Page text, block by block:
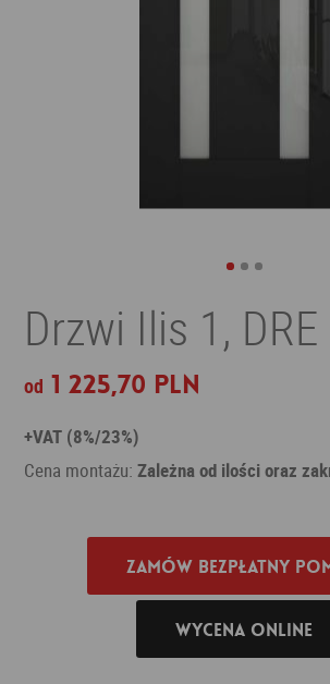
Drzwi Ilis 1, DRE
od 1 225,70 PLN
+VAT (8%/23%)
Cena montażu:Zależna od ilości oraz
Zamów bezpłatny
Wycena online